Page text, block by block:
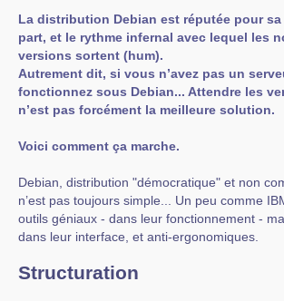
La distribution Debian est réputée pour sa
part, et le rythme infernal avec lequel les
versions sortent (hum).
Autrement dit, si vous n’avez pas un
fonctionnez sous Debian... Attendre les
n’est pas forcément la meilleure solution.
Voici comment ça marche.
Debian, distribution "démocratique" et non
n’est pas toujours simple... Un peu comme
outils géniaux - dans leur fonctionnement -
dans leur interface, et anti-ergonomiques.
Structuration